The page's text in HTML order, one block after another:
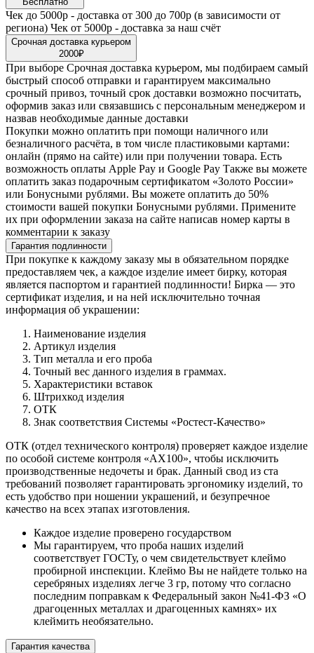
Чек до 5000р - доставка от 300 до 700р (в зависимости от
региона) Чек от 5000р - доставка за наш счёт
Срочная доставка курьером
2000₽
При выборе Срочная доставка курьером, мы подбираем самый
быстрый способ отправки и гарантируем максимально
срочный привоз, точный срок доставки возможно посчитать,
оформив заказ или связавшись с персональным менеджером и
назвав необходимые данные доставки
Покупки можно оплатить при помощи наличного или
безналичного расчёта, в том числе пластиковыми картами:
онлайн (прямо на сайте) или при получении товара. Есть
возможность оплаты Apple Pay и Google Pay Также вы можете
оплатить заказ подарочным сертификатом «Золото России»
или Бонусными рублями. Вы можете оплатить до 50%
стоимости вашей покупки Бонусными рублями. Примените
их при оформлении заказа на сайте написав номер карты в
комментарии к заказу
Гарантия подлинности
При покупке к каждому заказу мы в обязательном порядке
предоставляем чек, а каждое изделие имеет бирку, которая
является паспортом и гарантией подлинности! Бирка — это
сертификат изделия, и на ней исключительно точная
информация об украшении:
Наименование изделия
Артикул изделия
Тип металла и его проба
Точный вес данного изделия в граммах.
Характеристики вставок
Штрихкод изделия
ОТК
Знак соответствия Системы «Ростест-Качество»
ОТК (отдел технического контроля) проверяет каждое изделие
по особой системе контроля «АХ100», чтобы исключить
производственные недочеты и брак. Данный свод из ста
требований позволяет гарантировать эргономику изделий, то
есть удобство при ношении украшений, и безупречное
качество на всех этапах изготовления.
Каждое изделие проверено государством
Мы гарантируем, что проба наших изделий
соответствует ГОСТу, о чем свидетельствует клеймо
пробирной инспекции. Клеймо Вы не найдете только на
серебряных изделиях легче 3 гр, потому что согласно
последним поправкам к Федеральный закон №41-ФЗ «О
драгоценных металлах и драгоценных камнях» их
клеймить необязательно.
Гарантия качества